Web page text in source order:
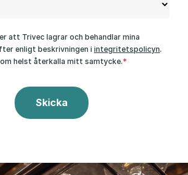
att Trivec lagrar och behandlar mina
enligt beskrivningen i integritetspolicyn.
helst återkalla mitt samtycke.